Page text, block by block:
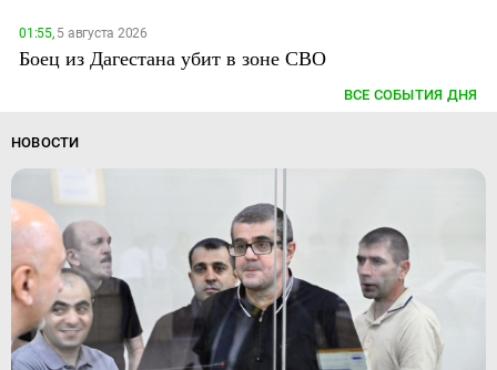
01:55,5 августа 2026
Боец из Дагестана убит в зоне СВО
ВСЕ СОБЫТИЯ ДНЯ
НОВОСТИ